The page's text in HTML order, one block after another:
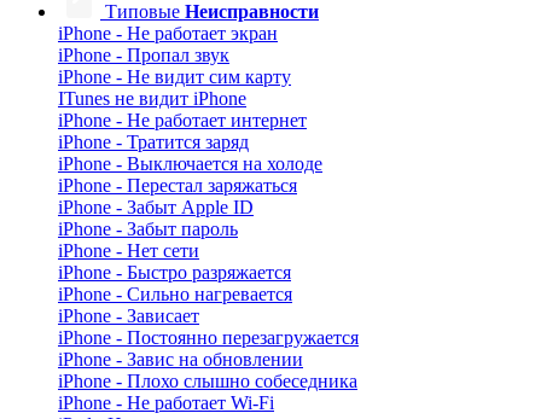
Типовые Неисправности
iPhone - Не работает экран
iPhone - Пропал звук
iPhone - Не видит сим карту
ITunes не видит iPhone
iPhone - Не работает интернет
iPhone - Тратится заряд
iPhone - Выключается на холоде
iPhone - Перестал заряжаться
iPhone - Забыт Apple ID
iPhone - Забыт пароль
iPhone - Нет сети
iPhone - Быстро разряжается
iPhone - Сильно нагревается
iPhone - Зависает
iPhone - Постоянно перезагружается
iPhone - Завис на обновлении
iPhone - Плохо слышно собеседника
iPhone - Не работает Wi-Fi